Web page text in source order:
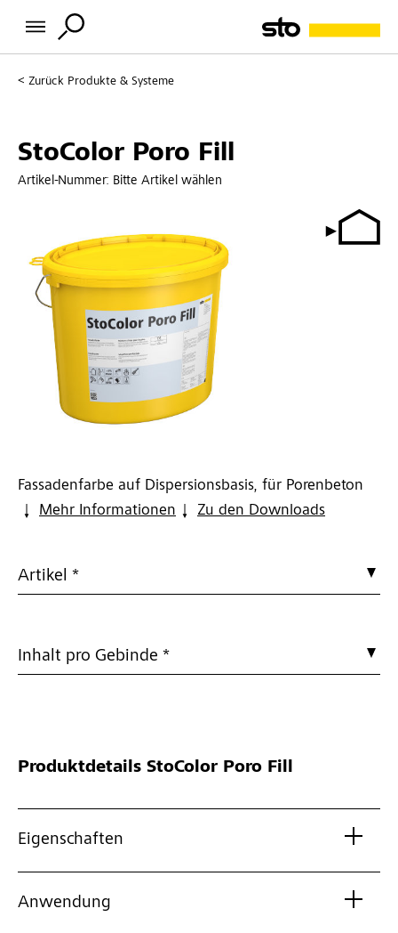
Zurück Produkte & Systeme
StoColor Poro Fill
Artikel-Nummer: Bitte Artikel wählen
Fassadenfarbe auf Dispersionsbasis, für Porenbeton
Mehr Informationen
Zu den Downloads
Artikel *
Inhalt pro Gebinde *
Produktdetails StoColor Poro Fill
Eigenschaften
Anwendung